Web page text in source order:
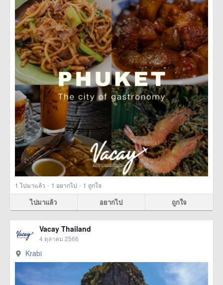
1 ไปมาแล้ว · 1 อยากไป · 1 ถูกใจ
ไปมาแล้ว อยากไป ถูกใจ
Vacay Thailand
4 ตุลาคม 2566
Krabi